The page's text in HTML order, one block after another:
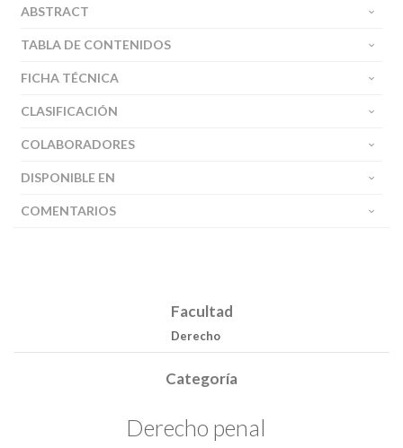
ABSTRACT
TABLA DE CONTENIDOS
FICHA TÉCNICA
CLASIFICACIÓN
COLABORADORES
DISPONIBLE EN
COMENTARIOS
Facultad
Derecho
Categoría
Derecho penal